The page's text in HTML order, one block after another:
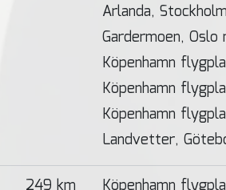
Arlanda,
Gardermoen, Oslo
Köpenhamn
Köpenhamn
Köpenhamn
Landvetter,